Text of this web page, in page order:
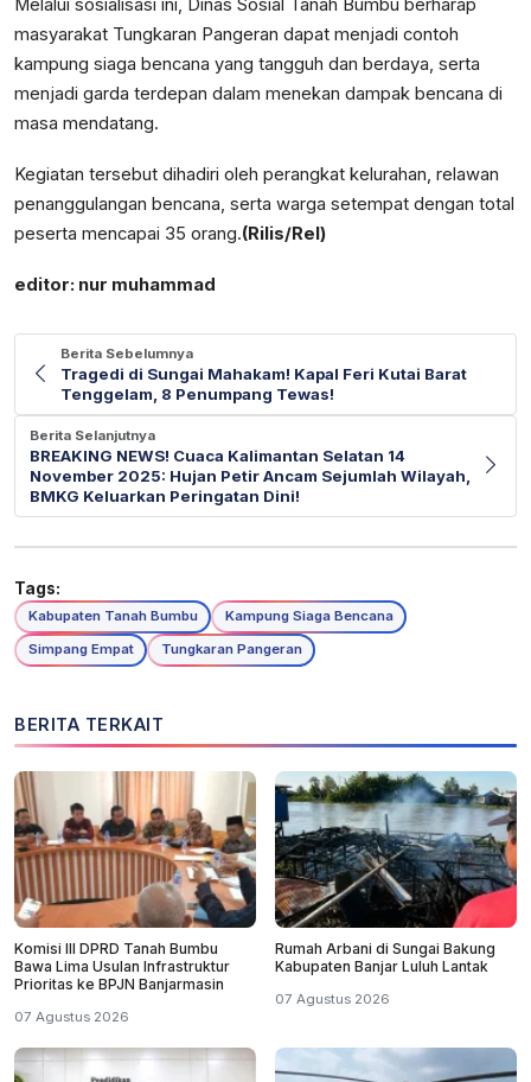
masyarakat Tungkaran Pangeran dapat menjadi contoh
kampung siaga bencana yang tangguh dan berdaya, serta
menjadi garda terdepan dalam menekan dampak bencana di
masa mendatang.
Kegiatan tersebut dihadiri oleh perangkat kelurahan, relawan
penanggulangan bencana, serta warga setempat dengan total
peserta mencapai 35 orang.(Rilis/Rel)
editor: nur muhammad
Berita Sebelumnya
Tragedi di Sungai Mahakam! Kapal Feri Kutai Barat
Tenggelam, 8 Penumpang Tewas!
Berita Selanjutnya
BREAKING NEWS! Cuaca Kalimantan Selatan 14
November 2025: Hujan Petir Ancam Sejumlah Wilayah,
BMKG Keluarkan Peringatan Dini!
Tags:
Kabupaten Tanah Bumbu
Kampung Siaga Bencana
Simpang Empat
Tungkaran Pangeran
BERITA TERKAIT
Komisi III DPRD Tanah Bumbu
Bawa Lima Usulan Infrastruktur
Prioritas ke BPJN Banjarmasin
07 Agustus 2026
Rumah Arbani di Sungai Bakung
Kabupaten Banjar Luluh Lantak
07 Agustus 2026